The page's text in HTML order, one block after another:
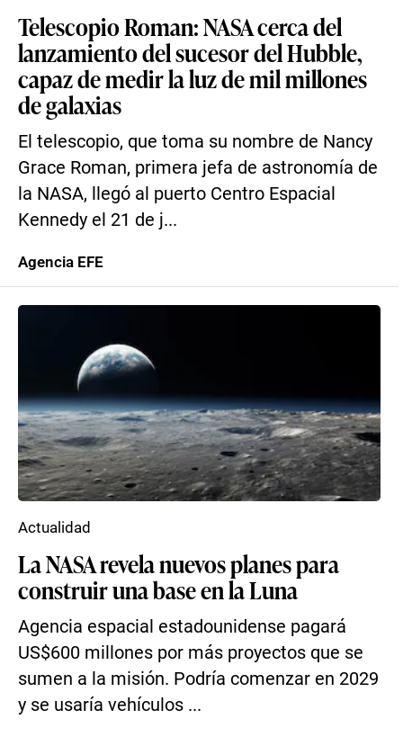
Telescopio Roman: NASA cerca del
lanzamiento del sucesor del Hubble,
capaz de medir la luz de mil millones
de galaxias
El telescopio, que toma su nombre de Nancy
Grace Roman, primera jefa de astronomía de
la NASA, llegó al puerto Centro Espacial
Kennedy el 21 de j...
Agencia EFE
La NASA revela nuevos planes para
construir una base en la Luna
Agencia espacial estadounidense pagará
US$600 millones por más proyectos que se
sumen a la misión. Podría comenzar en 2029
y se usaría vehículos ...
Actualidad